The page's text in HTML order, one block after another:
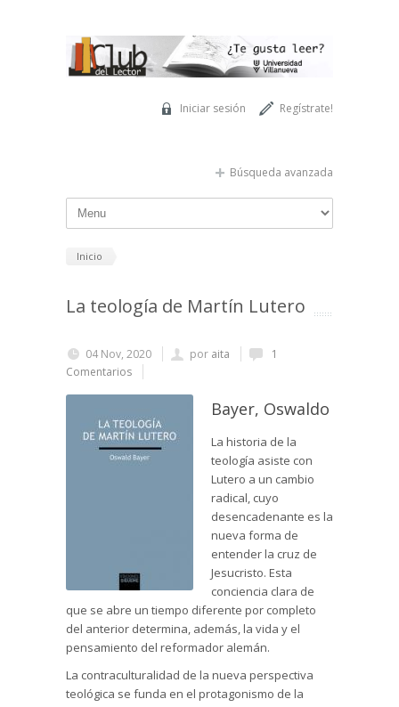
Regístrate!
Iniciar sesión
Búsqueda avanzada
Inicio
La teología de Martín Lutero
04 Nov, 2020 por aita
1
Comentarios
Bayer, Oswaldo
La historia de la
teología asiste con
Lutero a un cambio
radical, cuyo
desencadenante es la
nueva forma de
entender la cruz de
Jesucristo. Esta
conciencia clara de
que se abre un tiempo diferente por completo
del anterior determina, además, la vida y el
pensamiento del reformador alemán.
La contraculturalidad de la nueva perspectiva
teológica se funda en el protagonismo de la